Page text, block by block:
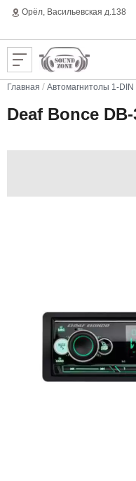
Орёл, Васильeвская д.138
Главная / Автомагнитолы 1-DIN
Deaf Bonce DB-